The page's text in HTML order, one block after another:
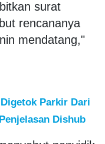
surat
rencananya
mendatang,"
Parkir Dari
Dishub